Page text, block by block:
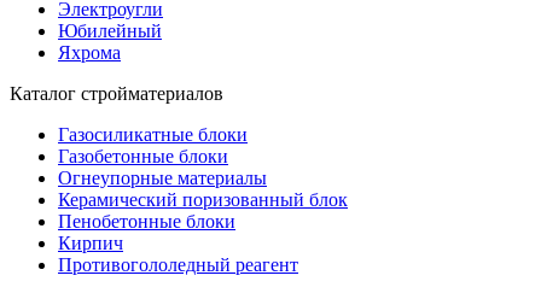
Электроугли
Юбилейный
Яхрома
Каталог стройматериалов
Газосиликатные блоки
Газобетонные блоки
Огнеупорные материалы
Керамический поризованный блок
Пенобетонные блоки
Кирпич
Противогололедный реагент